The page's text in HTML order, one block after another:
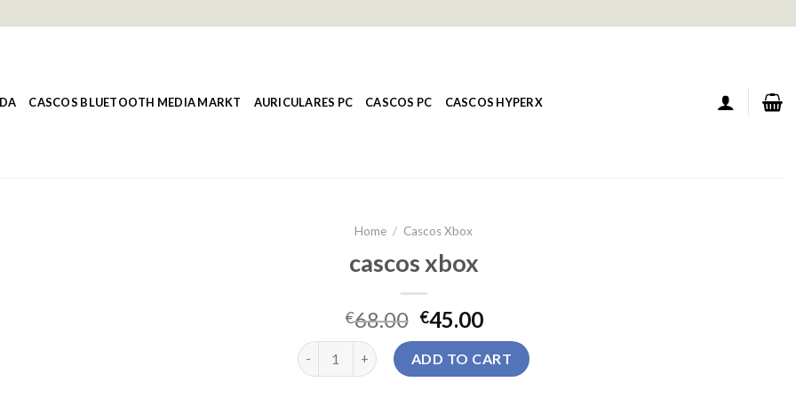
CASCOS BLUETOOTH MEDIA MARKT AURICULARES PC CASCOS PC CASCOS HYPERX
Home / Cascos Xbox
cascos xbox
€68.00 €45.00
cascos xbox quantityADD TO CART